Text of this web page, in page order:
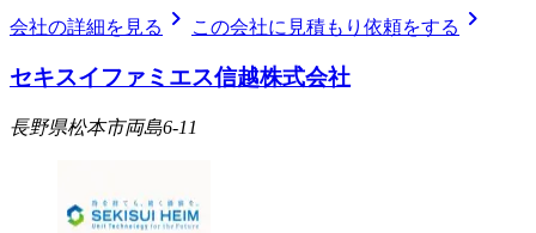
会社の詳細を見る chevron_right この会社に見積もり依頼をする chevron_right
セキスイファミエス信越株式会社
長野県松本市両島6-11